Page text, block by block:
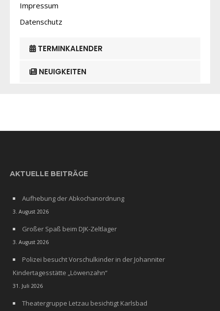
Impressum
Datenschutz
TERMINKALENDER
NEUIGKEITEN
AKTUELLE BEITRÄGE
Aufhebung der Abkochanordnung
3. August 2026
Großer Spaß beim DJK-Zeltlager
3. August 2026
Polizei besucht Vorschulkinder in der Johanniter
Kindertagesstätte „Löwenzahn“
31. Juli 2026
Theatergruppe Letzau besichtigt Karlsbad